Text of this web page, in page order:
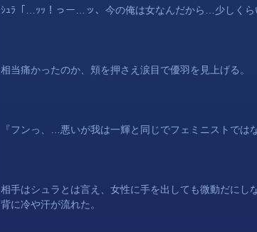
ｼｭﾗ「…ｯｯ！っー…ッ、今の俺は女なんだから…少しくら
相当痛かったのか、頬を押さえ涙目で優羽 を見上げる。
『フンっ、…悪いが我は一輝と同じでフェミニストでは
相手はシュラとは言え、女性に手を出しても微動だにし
背に冷や汗が流れた。